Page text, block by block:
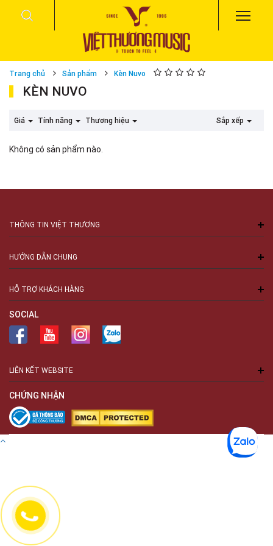
Trang chủ Sản phẩm Kèn Nuvo
KÈN NUVO
Giá Tính năng Thương hiệu Sắp xếp
Không có sản phẩm nào.
THÔNG TIN VIỆT THƯƠNG
HƯỚNG DẪN CHUNG
HỖ TRỢ KHÁCH HÀNG
SOCIAL
LIÊN KẾT WEBSITE
CHỨNG NHẬN